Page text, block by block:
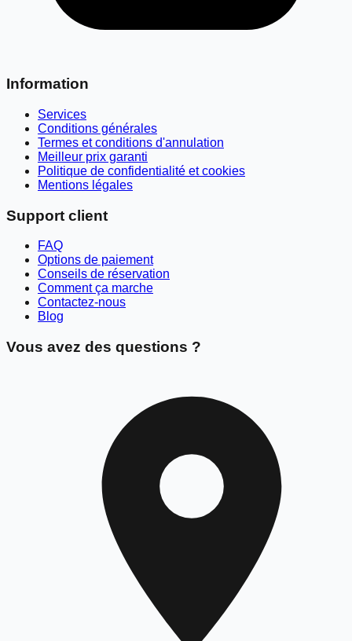
Information
Services
Conditions générales
Termes et conditions d'annulation
Meilleur prix garanti
Politique de confidentialité et cookies
Mentions légales
Support client
FAQ
Options de paiement
Conseils de réservation
Comment ça marche
Contactez-nous
Blog
Vous avez des questions ?